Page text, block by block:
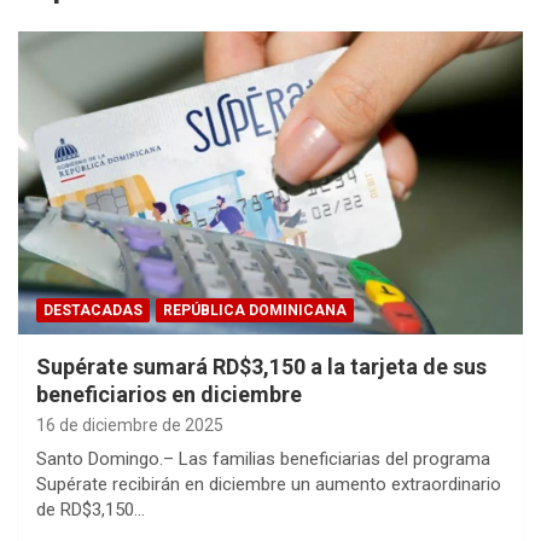
DESTACADAS REPÚBLICA DOMINICANA
Supérate sumará RD$3,150 a la tarjeta de sus
beneficiarios en diciembre
16 de diciembre de 2025
Santo Domingo.– Las familias beneficiarias del programa
Supérate recibirán en diciembre un aumento extraordinario
de RD$3,150…